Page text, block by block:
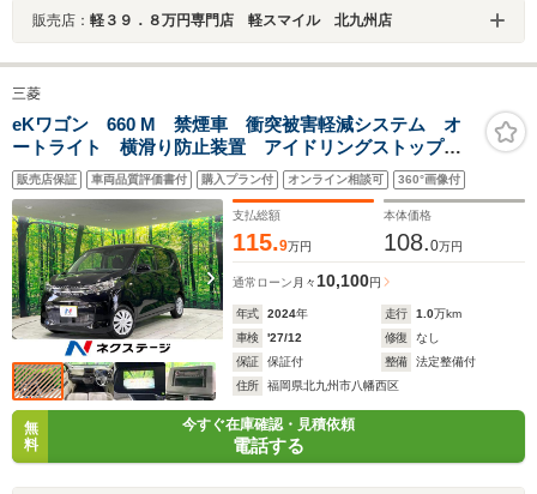
販売店： 軽３９．８万円専門店 軽スマイル 北九州店
三菱
eKワゴン 660 M 禁煙車 衝突被害軽減システム オ
ートライト 横滑り防止装置 アイドリングストップ
CD 電動格納ミラー プライバシーG 盗難防止システ
ム
販売店保証 車両品質評価書付 購入プラン付 オンライン相談可 360°画像付
支払総額
115.9万円
本体価格
108.0万円
通常ローン 月々10,100円
年式 2024年 走行 1.0万km
車検
'27/12 修復
なし
保証
保証付 整備
法定整備付
住所
福岡県北九州市八幡西区
無
料
今すぐ在庫確認・見積依頼
電話する